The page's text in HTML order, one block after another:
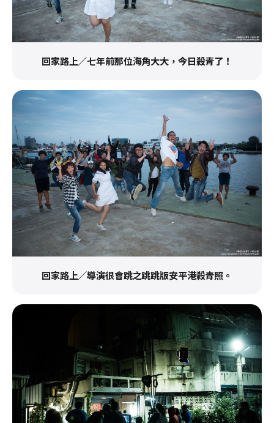
回家路上／七年前那位海角大大，今日殺青了！
回家路上／導演很會跳之跳跳版安平港殺青照。